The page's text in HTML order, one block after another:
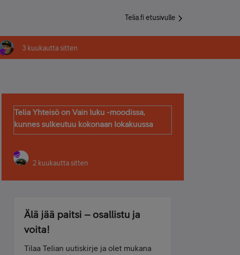
Telia.fi etusivulle
3 kuukautta sitten
Telia Yhteisö on Vain luku -moodissa,
kunnes sulkeutuu kokonaan lokakuussa
2 kuukautta sitten
Älä jää paitsi – osallistu ja
voita!
Tilaa Telian uutiskirje ja olet mukana